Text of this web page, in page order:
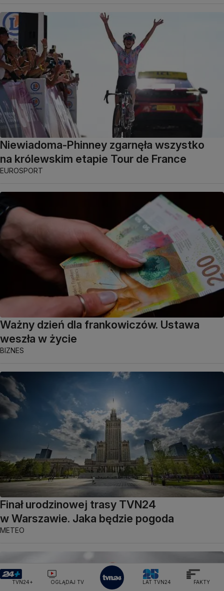
Niewiadoma-Phinney zgarnęła wszystko
na królewskim etapie Tour de France
EUROSPORT
Ważny dzień dla frankowiczów. Ustawa
weszła w życie
BIZNES
Finał urodzinowej trasy TVN24
w Warszawie. Jaka będzie pogoda
METEO
TVN24+ OGLĄDAJ TV LAT TVN24 FAKTY